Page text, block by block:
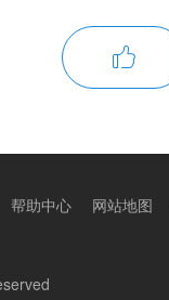

帮助中心 网站地图